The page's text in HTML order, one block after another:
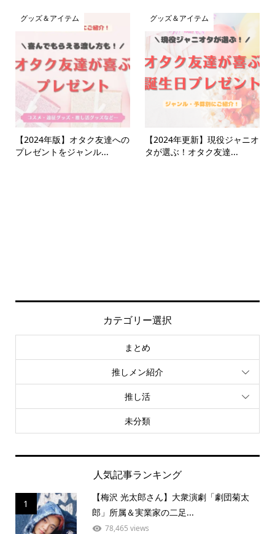
グッズ＆アイテム
【2024年版】オタク友達への
プレゼントをジャンル...
グッズ＆アイテム
【2024年更新】現役ジャニオ
タが選ぶ！オタク友達...
カテゴリー選択
まとめ
推しメン紹介
推し活
未分類
人気記事ランキング
1
【梅沢 光太郎さん】大衆演劇「劇団菊太
郎」所属＆実業家の二足...
78,465 views